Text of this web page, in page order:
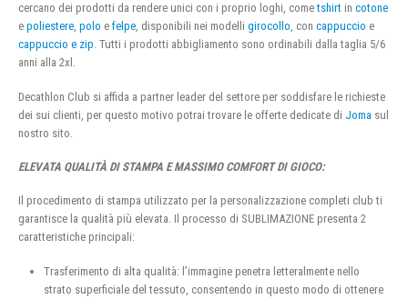
cercano dei prodotti da rendere unici con i proprio loghi, cometshirt in cotone
e poliestere, polo e felpe, disponibili nei modelli girocollo, con cappuccio e
cappuccio e zip. Tutti i prodotti abbigliamento sono ordinabili dalla taglia 5/6
anni alla 2xl.
Decathlon Club si affida a partner leader del settore per soddisfare le richieste
dei sui clienti, per questo motivo potrai trovare le offerte dedicate di Joma sul
nostro sito.
ELEVATA QUALITÀ DI STAMPA E MASSIMO COMFORT DI GIOCO:
Il procedimento di stampa utilizzato per la personalizzazione completi club ti
garantisce la qualità più elevata. Il processo di SUBLIMAZIONE presenta 2
caratteristiche principali:
Trasferimento di alta qualità: l’immagine penetra letteralmente nello
strato superficiale del tessuto, consentendo in questo modo di ottenere